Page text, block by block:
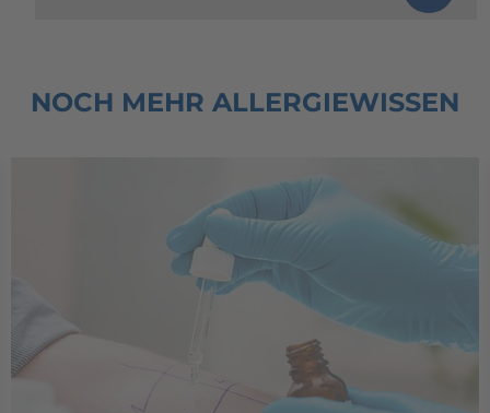
NOCH MEHR ALLERGIEWISSEN